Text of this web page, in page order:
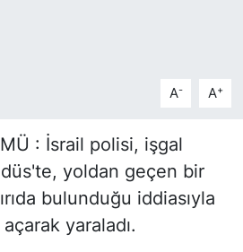
A- A+
: İsrail polisi, işgal
yoldan geçen bir
bulunduğu iddiasıyla
yaraladı.